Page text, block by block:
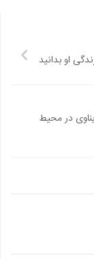
در محیط